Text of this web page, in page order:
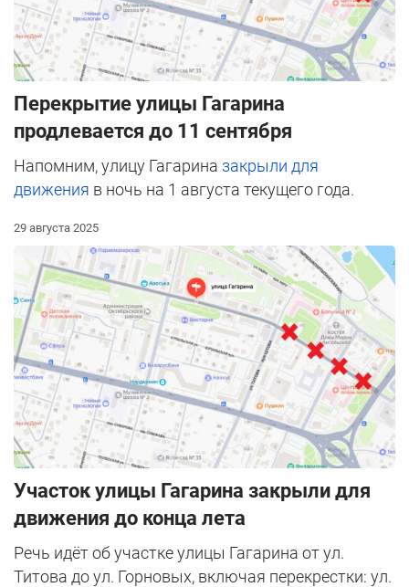
Перекрытие улицы Гагарина
продлевается до 11 сентября
Напомним, улицу Гагарина закрыли для
движения в ночь на 1 августа текущего года.
29 августа 2025
Участок улицы Гагарина закрыли для
движения до конца лета
Речь идёт об участке улицы Гагарина от ул.
Титова до ул. Горновых, включая перекрестки: ул.